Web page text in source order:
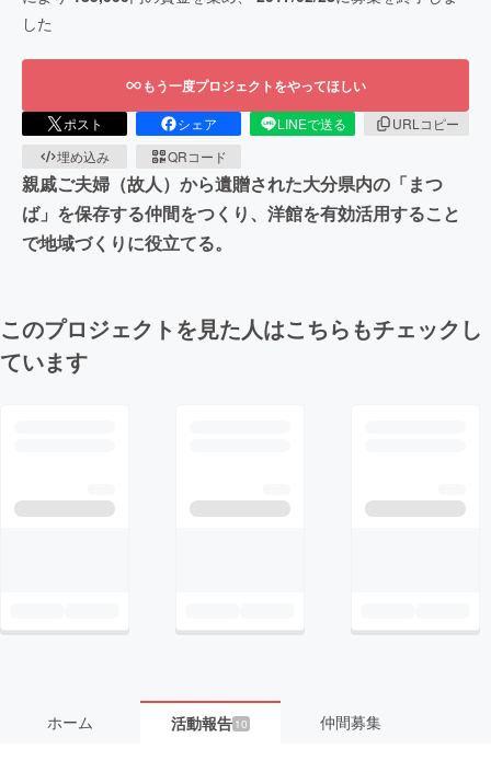
した
もう一度プロジェクトをやってほしい
ポスト シェア LINEで送る
URLコピー
埋め込み
QRコード
親戚ご夫婦（故人）から遺贈された大分県内の「まつ
ば」を保存する仲間をつくり、洋館を有効活用すること
で地域づくりに役立てる。
このプロジェクトを見た人はこちらもチェックし
ています
ホーム 活動報告 10 仲間募集